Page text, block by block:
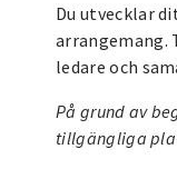
Du utvecklar
arrangemang.
ledare och
På grund av
tillgängliga